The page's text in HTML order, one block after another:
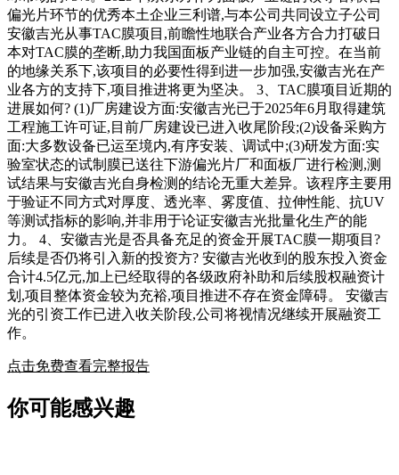
偏光片环节的优秀本土企业三利谱,与本公司共同设立子公司
安徽吉光从事TAC膜项目,前瞻性地联合产业各方合力打破日
本对TAC膜的垄断,助力我国面板产业链的自主可控。在当前
的地缘关系下,该项目的必要性得到进一步加强,安徽吉光在产
业各方的支持下,项目推进将更为坚决。 3、TAC膜项目近期的
进展如何? (1)厂房建设方面:安徽吉光已于2025年6月取得建筑
工程施工许可证,目前厂房建设已进入收尾阶段;(2)设备采购方
面:大多数设备已运至境内,有序安装、调试中;(3)研发方面:实
验室状态的试制膜已送往下游偏光片厂和面板厂进行检测,测
试结果与安徽吉光自身检测的结论无重大差异。该程序主要用
于验证不同方式对厚度、透光率、雾度值、拉伸性能、抗UV
等测试指标的影响,并非用于论证安徽吉光批量化生产的能
力。 4、安徽吉光是否具备充足的资金开展TAC膜一期项目?
后续是否仍将引入新的投资方? 安徽吉光收到的股东投入资金
合计4.5亿元,加上已经取得的各级政府补助和后续股权融资计
划,项目整体资金较为充裕,项目推进不存在资金障碍。 安徽吉
光的引资工作已进入收关阶段,公司将视情况继续开展融资工
作。
点击免费查看完整报告
你可能感兴趣